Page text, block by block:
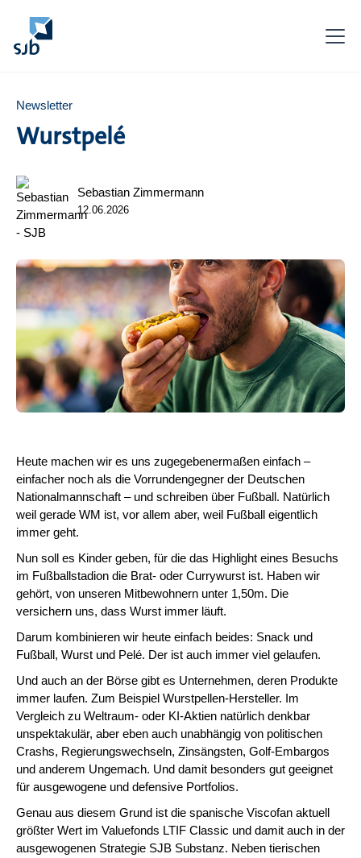
Newsletter
Wurstpelé
Sebastian Zimmermann
12.06.2026
Heute machen wir es uns zugegebenermaßen einfach –
einfacher noch als die Vorrundengegner der Deutschen
Nationalmannschaft – und schreiben über Fußball. Natürlich
weil gerade WM ist, vor allem aber, weil Fußball eigentlich
immer geht.
Nun soll es Kinder geben, für die das Highlight eines Besuchs
im Fußballstadion die Brat- oder Currywurst ist. Haben wir
gehört, von unseren Mitbewohnern unter 1,50m. Die
versichern uns, dass Wurst immer läuft.
Darum kombinieren wir heute einfach beides: Snack und
Fußball, Wurst und Pelé. Der ist auch immer viel gelaufen.
Und auch an der Börse gibt es Unternehmen, deren Produkte
immer laufen. Zum Beispiel Wurstpellen-Hersteller. Im
Vergleich zu Weltraum- oder KI-Aktien natürlich denkbar
unspektakulär, aber eben auch unabhängig von politischen
Crashs, Regierungswechseln, Zinsängsten, Golf-Embargos
und anderem Ungemach. Und damit besonders gut geeignet
für ausgewogene und defensive Portfolios.
Genau aus diesem Grund ist die spanische Viscofan aktuell
größter Wert im Valuefonds LTIF Classic und damit auch in der
ausgewogenen Strategie SJB Substanz. Neben tierischen